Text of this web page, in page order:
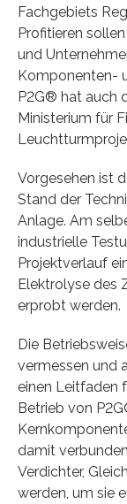
Fachgebiets
Profitieren
und
Komponenten-
P2G® hat auch
Ministerium für
Vorgesehen ist
Stand der
Anlage. Am
industrielle
Projektverlauf
Elektrolyse des
erprobt werden.
Die
vermessen und
einen Leitfaden
Betrieb von
damit
Verdichter,
werden, um sie